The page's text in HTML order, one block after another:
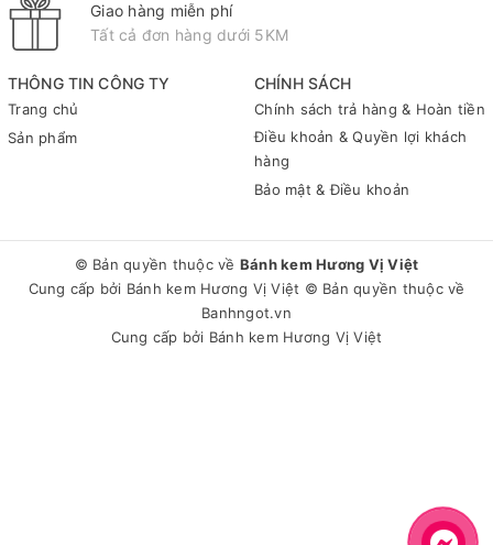
THÔNG TIN CÔNG TY
Trang chủ
Sản phẩm
CHÍNH SÁCH
Chính sách trả hàng & Hoàn tiền
Điều khoản & Quyền lợi khách
hàng
Bảo mật & Điều khoản
Giao hàng miễn phí
Tất cả đơn hàng dưới 5KM
© Bản quyền thuộc về Bánh kem Hương Vị Việt
Cung cấp bởi Bánh kem Hương Vị Việt © Bản quyền thuộc về
Banhngot.vn
Cung cấp bởi Bánh kem Hương Vị Việt